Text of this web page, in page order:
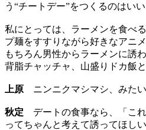
う“チートデー”をつくるのはい
私にとっては、ラーメンを食べ
プ麺をすすりながら好きなアニ
もちろん男性からラーメンに誘
背脂チャッチャ、山盛りドカ飯
上原 ニンニクマシマシ、みたい
秋定 デートの食事なら、「こ
ってちゃんと考えて誘ってほしい